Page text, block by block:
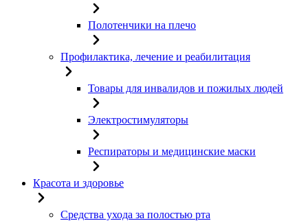
Полотенчики на плечо
Профилактика, лечение и реабилитация
Товары для инвалидов и пожилых людей
Электростимуляторы
Респираторы и медицинские маски
Красота и здоровье
Средства ухода за полостью рта